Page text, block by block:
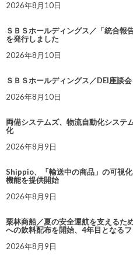
2026年8月10日
ＳＢＳホールディングス／「統合
を発行しました
2026年8月10日
ＳＢＳホールディングス／DEI座談
2026年8月10日
両備システムズ、物流自動化システ
化
2026年8月9日
Shippio、「輸送中の商品」の可視
機能を提供開始
2026年8月9日
栗林商船／夏の安全運航を支えるた
への飲料配布を開始、4年目となる
2026年8月9日